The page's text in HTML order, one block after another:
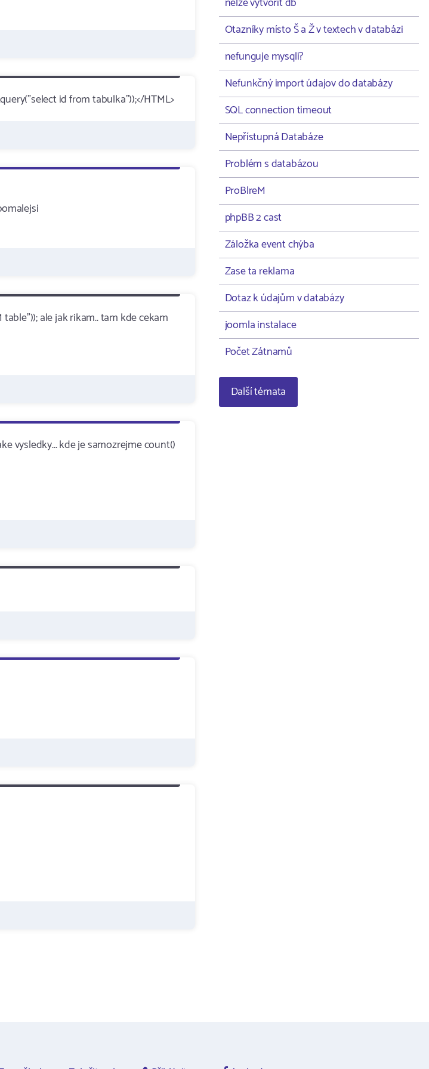
id from tabulka"));</HTML>
ale jak rikam.. tam kde cekam
vysledky... kde je samozrejme count()
Otazníky místo Š a Ž v textech v databázi
nefunguje mysqli?
Nefunkčný import údajov do databázy
SQL connection timeout
Nepřístupná Databáze
Problém s databázou
ProBlreM
phpBB 2 cast
Záložka event chýba
Zase ta reklama
Dotaz k údajům v databázy
joomla instalace
Počet Zátnamů
Další témata